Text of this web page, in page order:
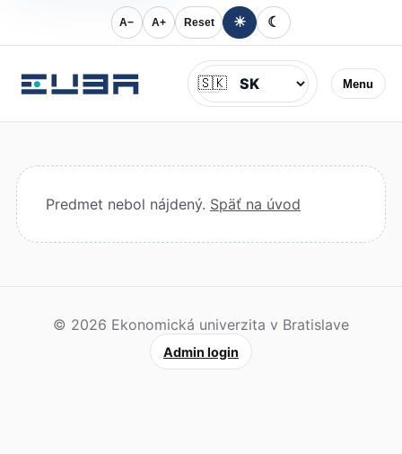
A− A+ Reset ☀ ☾
Menu
Jazyk
🇸🇰
Predmet nebol nájdený. Späť na úvod
© 2026 Ekonomická univerzita v Bratislave
Admin login